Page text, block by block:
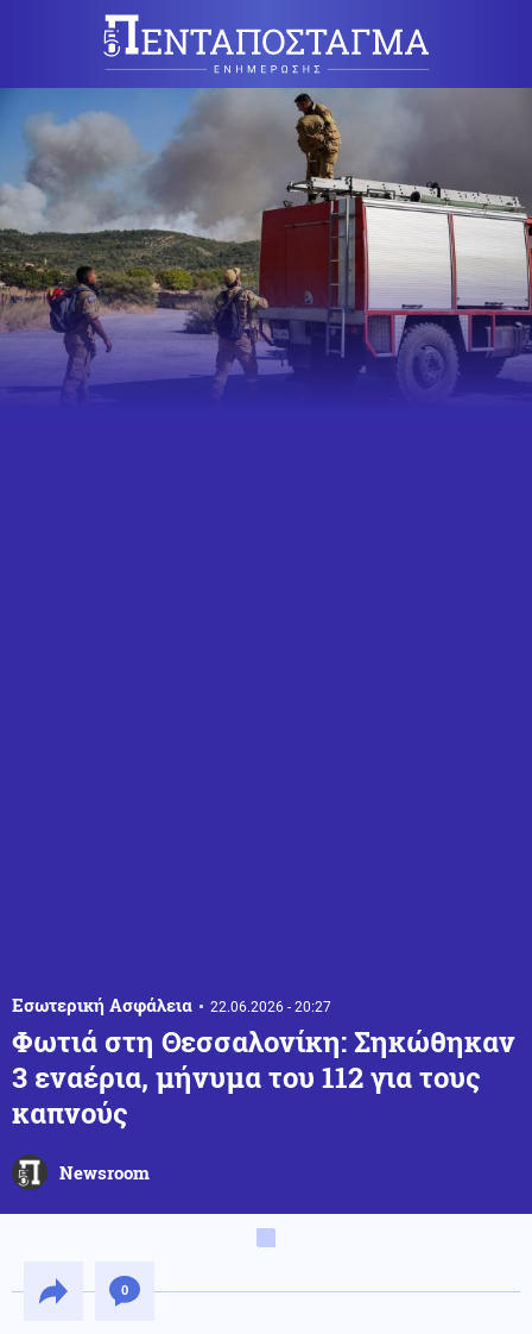
Εσωτερική Ασφάλεια 22.06.2026 - 20:27
Φωτιά στη Θεσσαλονίκη: Σηκώθηκαν
3 εναέρια, μήνυμα του 112 για τους
καπνούς
Newsroom
0